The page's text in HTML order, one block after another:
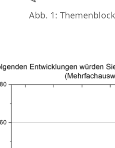
Abb. 1: